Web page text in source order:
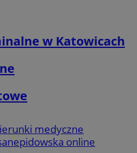
w Katowicach
medyczne
online